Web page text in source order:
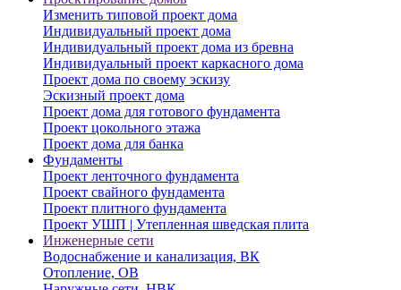
Изменить типовой проект дома
Индивидуальный проект дома
Индивидуальный проект дома из бревна
Индивидуальный проект каркасного дома
Проект дома по своему эскизу
Эскизный проект дома
Проект дома для готового фундамента
Проект цокольного этажа
Проект дома для банка
Фундаменты
Проект ленточного фундамента
Проект свайного фундамента
Проект плитного фундамента
Проект УШП | Утепленная шведская плита
Инженерные сети
Водоснабжение и канализация, ВК
Отопление, ОВ